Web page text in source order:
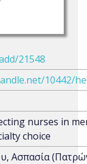
21548
10442/
nurses in
choice
Ασπασία